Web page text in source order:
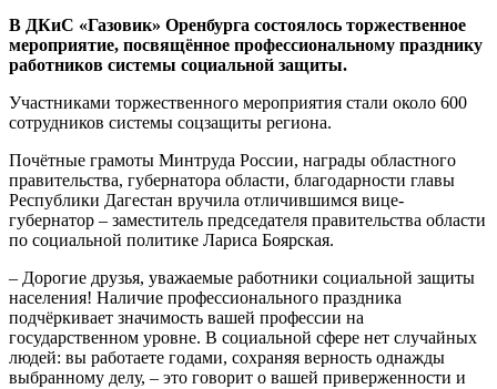
В ДКиС «Газовик» Оренбурга состоялось торжественное
мероприятие, посвящённое профессиональному празднику
работников системы социальной защиты.
Участниками торжественного мероприятия стали около 600
сотрудников системы соцзащиты региона.
Почётные грамоты Минтруда России, награды областного
правительства, губернатора области, благодарности главы
Республики Дагестан вручила отличившимся вице-
губернатор – заместитель председателя правительства области
по социальной политике Лариса Боярская.
– Дорогие друзья, уважаемые работники социальной защиты
населения! Наличие профессионального праздника
подчёркивает значимость вашей профессии на
государственном уровне. В социальной сфере нет случайных
людей: вы работаете годами, сохраняя верность однажды
выбранному делу, – это говорит о вашей приверженности и